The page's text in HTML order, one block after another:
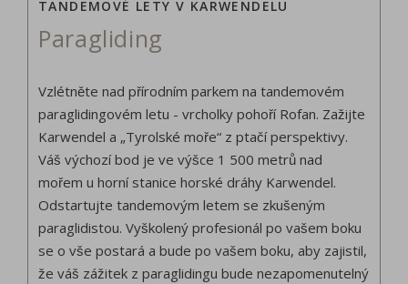
TANDEMOVÉ LETY V KARWENDELU
Paragliding
Vzlétněte nad přírodním parkem na tandemovém
paraglidingovém letu - vrcholky pohoří Rofan. Zažijte
Karwendel a „Tyrolské moře“ z ptačí perspektivy.
Váš výchozí bod je ve výšce 1 500 metrů nad
mořem u horní stanice horské dráhy Karwendel.
Odstartujte tandemovým letem se zkušeným
paraglidistou. Vyškolený profesionál po vašem boku
se o vše postará a bude po vašem boku, aby zajistil,
že váš zážitek z paraglidingu bude nezapomenutelný